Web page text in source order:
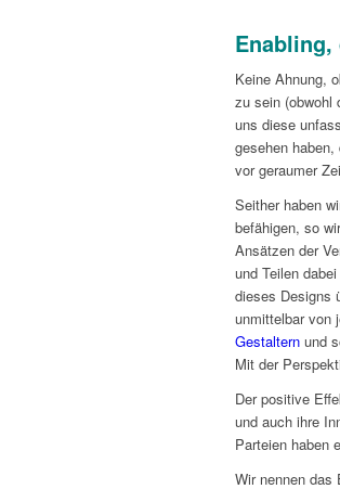
Keine Ahnung,
zu sein (obwohl
uns diese
gesehen
vor geraumer
Seither haben
befähigen, so
Ansätzen der
und Teilen
dieses Designs
unmittelbar von
Gestaltern und
Mit der
Der positive
und auch ihre
Parteien haben
Wir nennen das